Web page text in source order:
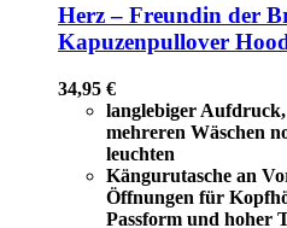
Herz – Freundin der
Kapuzenpullover
34,95 €
langlebiger Aufdruck,
mehreren Wäschen
leuchten
Kängurutasche an
Öffnungen für
Passform und hoher